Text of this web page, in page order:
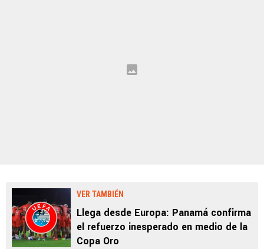
VER TAMBIÉN
Llega desde Europa: Panamá confirma
el refuerzo inesperado en medio de la
Copa Oro